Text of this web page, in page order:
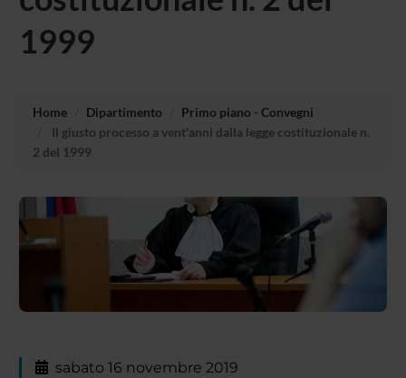
1999
Home Dipartimento
Primo piano - Convegni
Il giusto processo a vent'anni dalla legge costituzionale n.
2 del 1999
sabato 16 novembre 2019